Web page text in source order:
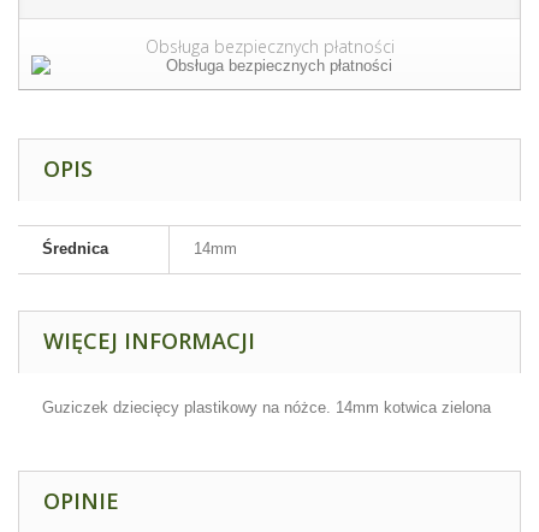
Obsługa bezpiecznych płatności
OPIS
Średnica 14mm
WIĘCEJ INFORMACJI
Guziczek dziecięcy plastikowy na nóżce. 14mm kotwica zielona
OPINIE